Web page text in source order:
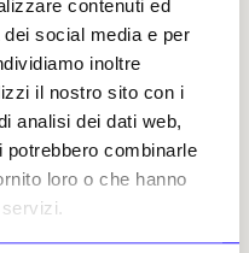
contenuti ed
social media e per
inoltre
il nostro sito con i
analisi dei dati web,
potrebbero combinarle
loro o che hanno
di pietra nel
a Roma.
le quattro
con esattezza,